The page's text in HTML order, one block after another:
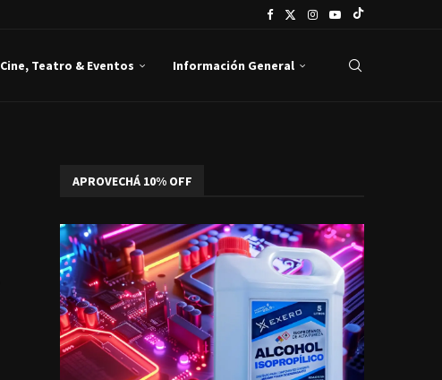
Cine, Teatro & Eventos Información General
APROVECHÁ 10% OFF